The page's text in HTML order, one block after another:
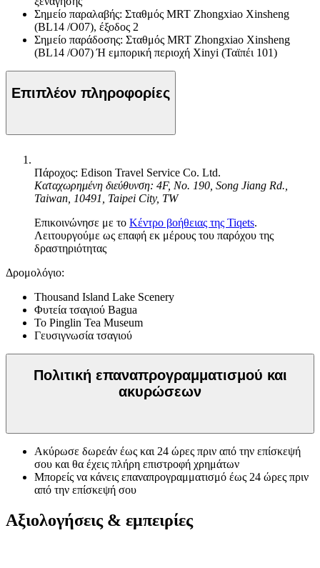
Σημείο παραλαβής: Σταθμός MRT Zhongxiao Xinsheng
(BL14 /O07), έξοδος 2
Σημείο παράδοσης: Σταθμός MRT Zhongxiao Xinsheng
(BL14 /O07) Ή εμπορική περιοχή Xinyi (Ταϊπέι 101)
Επιπλέον πληροφορίες
Πάροχος: Edison Travel Service Co. Ltd.
Καταχωρημένη διεύθυνση: 4F, No. 190, Song Jiang Rd.,
Taiwan, 10491, Taipei City, TW
Επικοινώνησε με το Κέντρο βοήθειας της Tiqets.
Λειτουργούμε ως επαφή εκ μέρους του παρόχου της
δραστηριότητας
Δρομολόγιο:
Thousand Island Lake Scenery
Φυτεία τσαγιού Bagua
Το Pinglin Tea Museum
Γευσιγνωσία τσαγιού
Πολιτική επαναπρογραμματισμού και
ακυρώσεων
Ακύρωσε δωρεάν έως και 24 ώρες πριν από την επίσκεψή
σου και θα έχεις πλήρη επιστροφή χρημάτων
Μπορείς να κάνεις επαναπρογραμματισμό έως 24 ώρες πριν
από την επίσκεψή σου
Αξιολογήσεις & εμπειρίες